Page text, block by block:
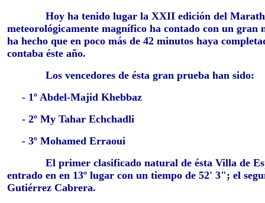
Hoy ha tenido lugar la XXII edición del Marathon
meteorológicamente magnífico ha contado con un
ha hecho que en poco más de 42 minutos haya
contaba éste año.
Los vencedores de ésta gran prueba han sido:
- 1º Abdel-Majid Khebbaz
- 2º My Tahar Echchadli
- 3º Mohamed Erraoui
El primer clasificado natural de ésta Villa de
entrado en en 13º lugar con un tiempo de 52' 3"; el
Gutiérrez Cabrera.